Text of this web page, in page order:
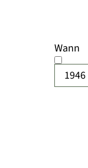
Wann
1946